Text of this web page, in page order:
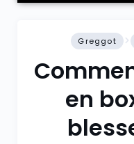
Greggot
en